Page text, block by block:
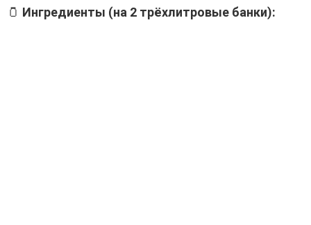
🫙 Ингредиенты (на 2 трёхлитровые банки):